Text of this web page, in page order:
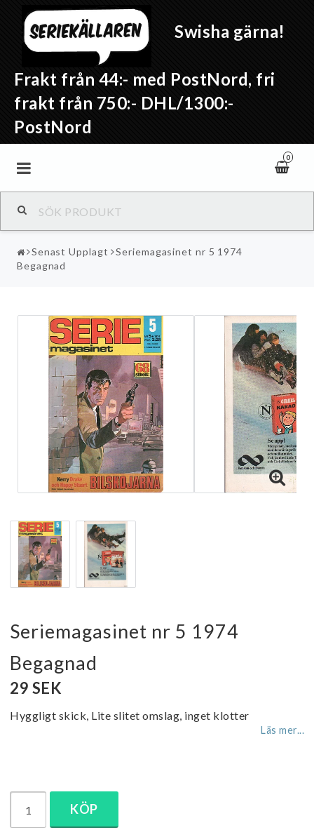
Swisha gärna!
Frakt från 44:- med PostNord, fri
frakt från 750:- DHL/1300:-
PostNord
0
Senast Upplagt
Seriemagasinet nr 5 1974
Begagnad
Seriemagasinet nr 5 1974
Begagnad
29 SEK
Hyggligt skick, Lite slitet omslag, inget klotter
Läs mer...
KÖP